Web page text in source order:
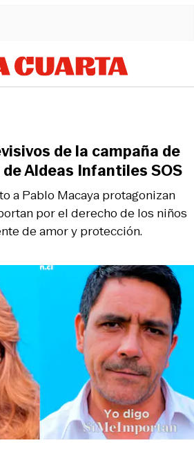
a Pablo Macaya protagonizan
por el derecho de los niños
de amor y protección.
de la campaña de
Aldeas Infantiles SOS